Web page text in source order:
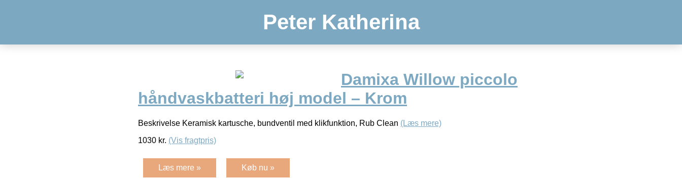
Peter Katherina
Damixa Willow piccolo
håndvaskbatteri høj model – Krom
Beskrivelse Keramisk kartusche, bundventil med klikfunktion, Rub Clean (Læs mere)
1030 kr. (Vis fragtpris)
Læs mere » Køb nu »